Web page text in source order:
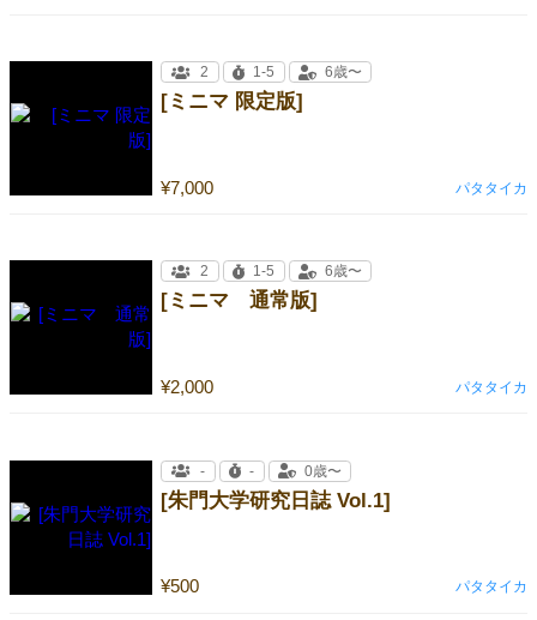
[ミニマ 限定版]
¥7,000
2 1-5 6歳〜
パタタイカ
[ミニマ 通常版]
¥2,000
2 1-5 6歳〜
パタタイカ
[朱門大学研究日誌 Vol.1]
¥500
- - 0歳〜
パタタイカ